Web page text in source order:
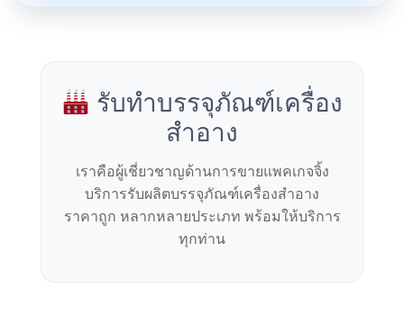
รับทำบรรจุภัณฑ์เครื่อง
สำอาง
เราคือผู้เชี่ยวชาญด้านการขายแพคเกจจิ้ง
บริการรับผลิตบรรจุภัณฑ์เครื่องสำอาง
ราคาถูก หลากหลายประเภท พร้อมให้บริการ
ทุกท่าน